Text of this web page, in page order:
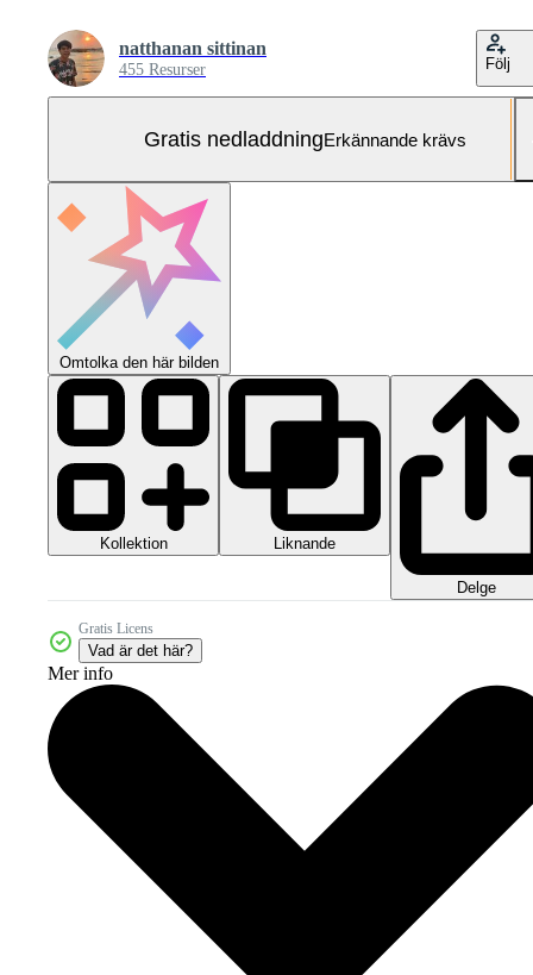
natthanan sittinan
455 Resurser Följ
Gratis nedladdningErkännande krävs
Omtolka den här bilden
Kollektion Liknande
Delge
Gratis Licens
Vad är det här?
Mer info